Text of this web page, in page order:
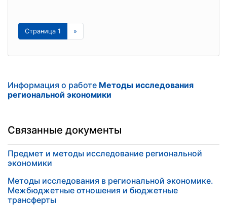
Страница 1 »
Информация о работе Методы исследования
региональной экономики
Связанные документы
Предмет и методы исследование региональной
экономики
Методы исследования в региональной экономике.
Межбюджетные отношения и бюджетные
трансферты